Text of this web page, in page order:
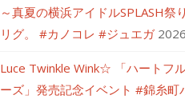
～真夏の横浜アイドルSPLASH祭
リグ。 #カノコレ #ジュエガ
Luce Twinkle Wink☆ 「ハートフ
ーズ」発売記念イベント #錦糸町